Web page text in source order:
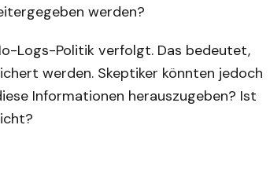
werden?
Logs-Politik verfolgt. Das bedeutet,
werden. Skeptiker könnten jedoch
Informationen herauszugeben? Ist